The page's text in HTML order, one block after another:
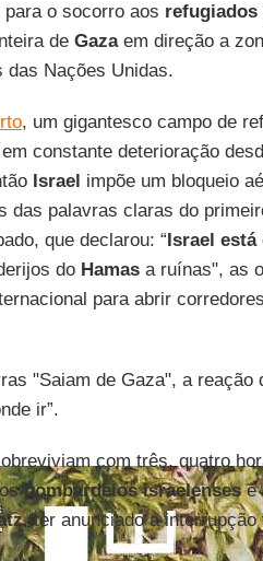
para o socorro aos
de Gazaem direção a
das Nações Unidas.
, um gigantesco campo de
constante deterioração
Israel impõe um bloqueio
das palavras claras do
que declarou: “Israel está
do Hamasa ruínas", as
para abrir
"Saiam de Gaza", a reação
ir”.
com três, quatro
osbombardeios israelensese
, ter anunciado a